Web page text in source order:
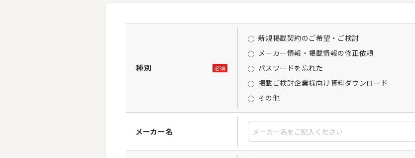
種別 必須
新規掲載契約のご希望・ご検討
メーカー情報・掲載情報の修正依頼
パスワードを忘れた
掲載ご検討企業様向け資料ダウンロード
その他
メーカー名